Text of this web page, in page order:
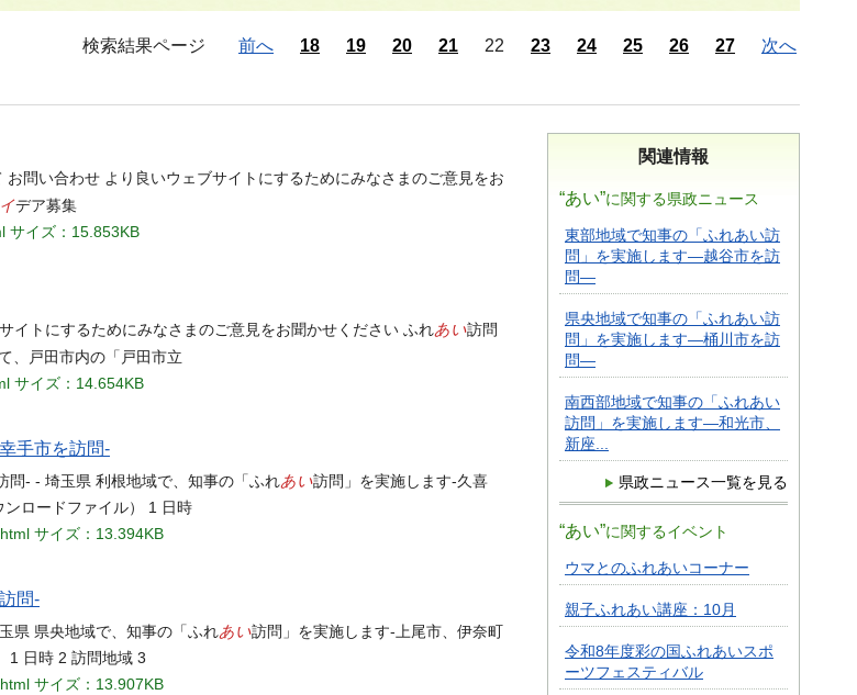
検索結果ページ 前へ 18 19 20 21 22 23 24 25 26 27 次へ
関連情報
“あい”に関する県政ニュース
東部地域で知事の「ふれあい訪
問」を実施します―越谷市を訪
問―
県央地域で知事の「ふれあい訪
問」を実施します―桶川市を訪
問―
南西部地域で知事の「ふれあい
訪問」を実施します―和光市、
新座...
県政ニュース一覧を見る
“あい”に関するイベント
ウマとのふれあいコーナー
親子ふれあい講座：10月
令和8年度彩の国ふれあいスポ
ーツフェスティバル
お問い合わせ より良いウェブサイトにするためにみなさまのご意見をお
デア募集
サイズ：15.853KB
イトにするためにみなさまのご意見をお聞かせください ふれあい訪問
、戸田市内の「戸田市立
サイズ：14.654KB
手市を訪問-
問- - 埼玉県 利根地域で、知事の「ふれあい訪問」を実施します-久喜
ロードファイル） 1 日時
サイズ：13.394KB
問-
県 県央地域で、知事の「ふれあい訪問」を実施します-上尾市、伊奈町
1 日時 2 訪問地域 3
サイズ：13.907KB